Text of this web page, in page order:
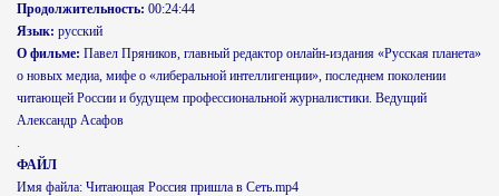
Продолжительность: 00:24:44
Язык: русский
О фильме: Павел Пряников, главный редактор онлайн-издания «Русская планета»
о новых медиа, мифе о «либеральной интеллигенции», последнем поколении
читающей России и будущем профессиональной журналистики. Ведущий
Александр Асафов
.
ФАЙЛ
Имя файла: Читающая Россия пришла в Сеть.mp4